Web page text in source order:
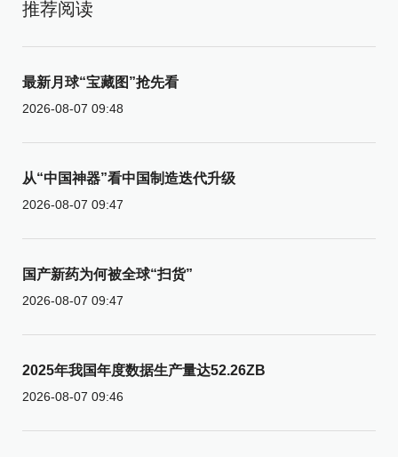
推荐阅读
最新月球“宝藏图”抢先看
2026-08-07 09:48
从“中国神器”看中国制造迭代升级
2026-08-07 09:47
国产新药为何被全球“扫货”
2026-08-07 09:47
2025年我国年度数据生产量达52.26ZB
2026-08-07 09:46